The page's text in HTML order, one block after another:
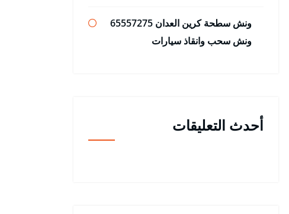
ونش سطحة كرين العدان 65557275
ونش سحب وانقاذ سيارات
أحدث التعليقات